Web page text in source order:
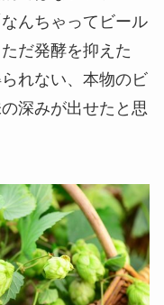
んちゃってビール
だ発酵を抑えた
れない、本物のビ
深みが出せたと思